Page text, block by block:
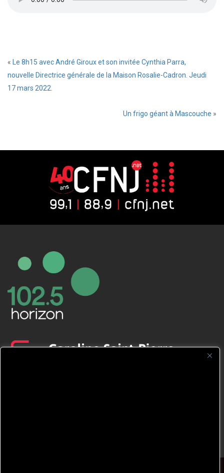
«
Le 8h15 avec André Giroux et son invitée Cynthia Parra,
nouvelle Directrice générale de la Maison Rosalie-Cadron. Jeudi
17 mars 2022.
Un frigo géant à Mascouche »